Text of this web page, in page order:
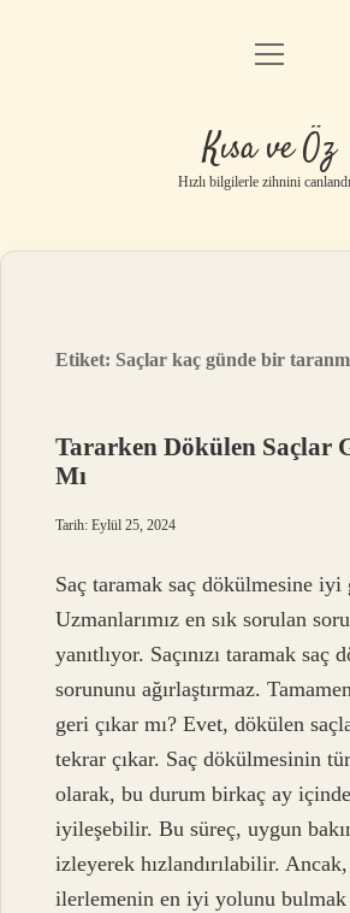
Anasayfa
Gizlilik Politikası
Yasal Uyarı
menüyü
Kısa ve Öz
Hızlı bilgilerle zihnini
Etiket: Saçlar kaç günde bir
Tararken Dökülen Saçlar
Mı
Tarih: Eylül 25, 2024
Saç taramak saç dökülmesine
Uzmanlarımız en sık sorulan
yanıtlıyor. Saçınızı taramak saç
sorununu ağırlaştırmaz.
geri çıkar mı? Evet, dökülen
tekrar çıkar. Saç dökülmesinin
olarak, bu durum birkaç ay
iyileşebilir. Bu süreç, uygun
izleyerek hızlandırılabilir.
ilerlemenin en iyi yolunu